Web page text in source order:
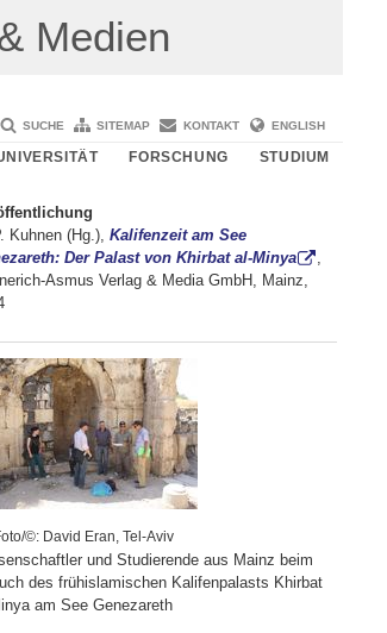
Medien
SUCHE SITEMAP KONTAKT ENGLISH
FORSCHUNG STUDIUM
Kuhnen (Hg.), Kalifenzeit am See
Der Palast von Khirbat al-Minya
,
Asmus Verlag & Media GmbH, Mainz,
©: David Eran, Tel-Aviv
und Studierende aus Mainz beim
des frühislamischen Kalifenpalasts Khirbat
am See Genezareth